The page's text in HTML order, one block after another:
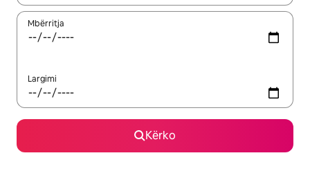
Mbërritja
Largimi
Kërko